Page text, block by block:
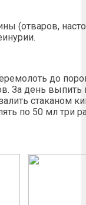
(отваров,
до
За день
стаканом
по 50 мл три